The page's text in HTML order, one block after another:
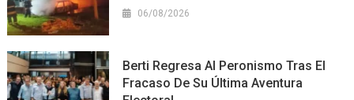
06/08/2026
Berti Regresa Al Peronismo Tras El
Fracaso De Su Última Aventura